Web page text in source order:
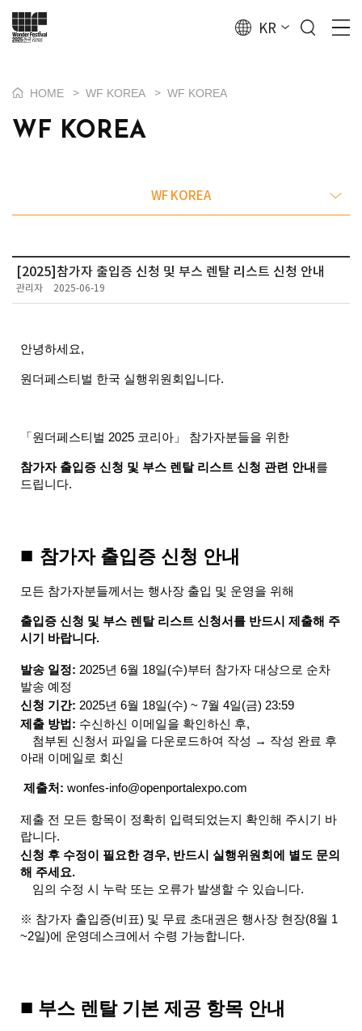
KR
HOME > WF KOREA > WF KOREA
WF KOREA
WF KOREA
[2025]참가자 출입증 신청 및 부스 렌탈 리스트 신청 안내
관리자 2025-06-19
안녕하세요,
원더페스티벌 한국 실행위원회입니다.
「원더페스티벌 2025 코리아」 참가자분들을 위한
참가자 출입증 신청 및 부스 렌탈 리스트 신청 관련 안내 를
드립니다.
■ 참가자 출입증 신청 안내
모든 참가자분들께서는 행사장 출입 및 운영을 위해
출입증 신청 및 부스 렌탈 리스트 신청서를 반드시 제출해 주
시기 바랍니다.
발송 일정: 2025년 6월 18일(수)부터 참가자 대상으로 순차
발송 예정
신청 기간: 2025년 6월 18일(수) ~ 7월 4일(금) 23:59
제출 방법: 수신하신 이메일을 확인하신 후,
첨부된 신청서 파일을 다운로드하여 작성 → 작성 완료 후
아래 이메일로 회신
제출처: wonfes-info@openportalexpo.com
제출 전 모든 항목이 정확히 입력되었는지 확인해 주시기 바
랍니다.
신청 후 수정이 필요한 경우, 반드시 실행위원회에 별도 문의
해 주세요.
임의 수정 시 누락 또는 오류가 발생할 수 있습니다.
※ 참가자 출입증(비표) 및 무료 초대권은 행사장 현장(8월 1
~2일)에 운영데스크에서 수령 가능합니다.
■ 부스 렌탈 기본 제공 항목 안내